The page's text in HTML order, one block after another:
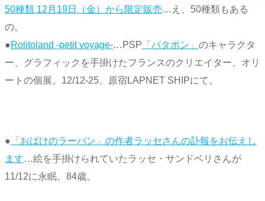
50種類 12月19日（金）から限定販売…え、50種類もある
の。
●Rolitoland -petit voyage-…PSP 「パタポン」 のキャラクタ
ー、グラフィックを手掛けたフランスのクリエイター、オリ
ートの個展。12/12-25、原宿LAPNET SHIPにて。
● 「おばけのラーバン」の作者ラッセさんの訃報をお伝えし
ます…絵を手掛けられていたラッセ・サンドベリさんが
11/12に永眠。84歳。